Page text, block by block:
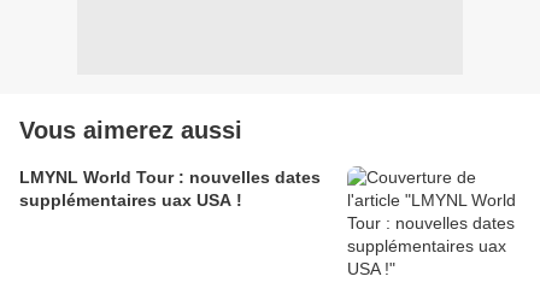
Vous aimerez aussi
LMYNL World Tour : nouvelles dates
supplémentaires uax USA !